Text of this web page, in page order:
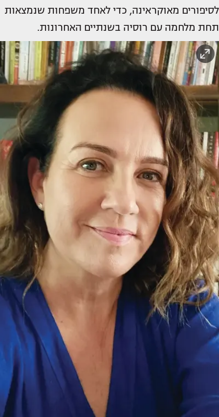
לסיפורים מאוקראינה, כדי לאחד משפחות שנמצאות
תחת מלחמה עם רוסיה בשנתיים האחרונות.